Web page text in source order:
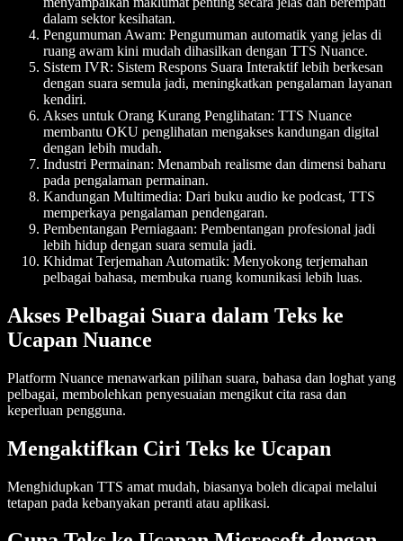
dalam sektor kesihatan.
Pengumuman Awam: Pengumuman automatik yang jelas di
ruang awam kini mudah dihasilkan dengan TTS Nuance.
Sistem IVR: Sistem Respons Suara Interaktif lebih berkesan
dengan suara semula jadi, meningkatkan pengalaman layanan
kendiri.
Akses untuk Orang Kurang Penglihatan: TTS Nuance
membantu OKU penglihatan mengakses kandungan digital
dengan lebih mudah.
Industri Permainan: Menambah realisme dan dimensi baharu
pada pengalaman permainan.
Kandungan Multimedia: Dari buku audio ke podcast, TTS
memperkaya pengalaman pendengaran.
Pembentangan Perniagaan: Pembentangan profesional jadi
lebih hidup dengan suara semula jadi.
Khidmat Terjemahan Automatik: Menyokong terjemahan
pelbagai bahasa, membuka ruang komunikasi lebih luas.
Akses Pelbagai Suara dalam Teks ke
Ucapan Nuance
Platform Nuance menawarkan pilihan suara, bahasa dan loghat yang
pelbagai, membolehkan penyesuaian mengikut cita rasa dan
keperluan pengguna.
Mengaktifkan Ciri Teks ke Ucapan
Menghidupkan TTS amat mudah, biasanya boleh dicapai melalui
tetapan pada kebanyakan peranti atau aplikasi.